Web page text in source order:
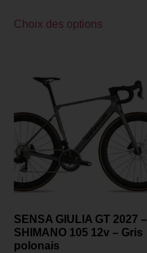
Choix des options
SENSA GIULIA GT 2027 –
SHIMANO 105 12v – Gris
polonais